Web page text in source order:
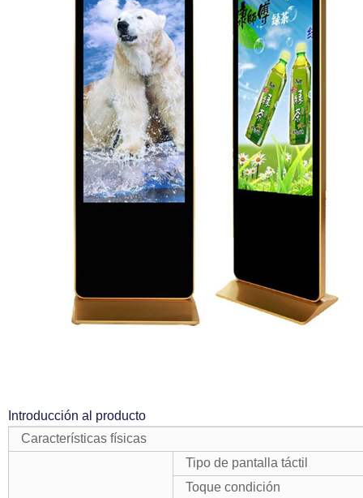
Introducción al producto
Características físicas
Tipo de pantalla táctil
Toque condición